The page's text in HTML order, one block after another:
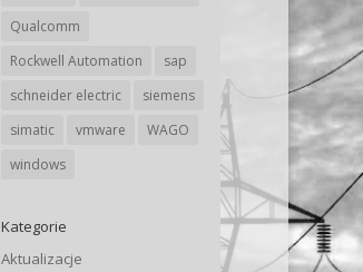
Qualcomm
Rockwell Automation
sap
schneider electric
siemens
simatic
vmware
WAGO
windows
Kategorie
Aktualizacje